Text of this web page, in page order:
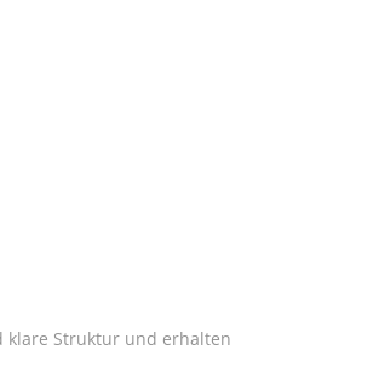
klare Struktur und erhalten